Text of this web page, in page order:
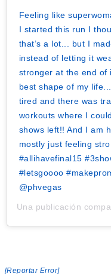
Feeling like
I started this run I
that’s a lot... but I
instead of letting it
stronger at the end of
best shape of my
tired and there was
workouts where I
shows left!! And I am
mostly just feeling
#allihavefinal15
#letsgoooo
@phvegas
Una publicación
[Reportar Error]